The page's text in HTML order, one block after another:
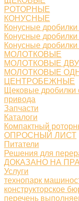
РОТОРНЫЕ
КОНУСНЫЕ
Конусные
Конусные
Конусные
МОЛОТКОВЫЕ
МОЛОТКОВЫЕ
МОЛОТКОВЫЕ
ЦЕНТРОБЕЖНЫЕ
Щековые дробилки
привода
Запчасти
Каталоги
Компактный
ОПРОСНЫЙ ЛИСТ
Питатели
Решения для
ДОКАЗАНО НА
Услуги
технопарк
конструкторское
перечень